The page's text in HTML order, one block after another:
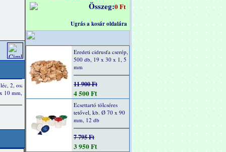
Összeg:0 Ft
Ugrás a kosár oldalára
Eredeti cidrusfa cserép,
500 db, 19 x 30 x 1, 5
mm
11 900 Ft
4 500 Ft
Ecsettartó tölcséres
tetővel, kb. Ø 70 x 90
mm, 12 db
7 795 Ft
3 950 Ft